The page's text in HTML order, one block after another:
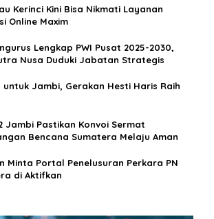
Kerinci Kini Bisa Nikmati Layanan
Online Maxim
Lengkap PWI Pusat 2025-2030,
Nusa Duduki Jabatan Strategis
untuk Jambi, Gerakan Hesti Haris Raih
Jambi Pastikan Konvoi Sermat
Bencana Sumatera Melaju Aman
Minta Portal Penelusuran Perkara PN
di Aktifkan